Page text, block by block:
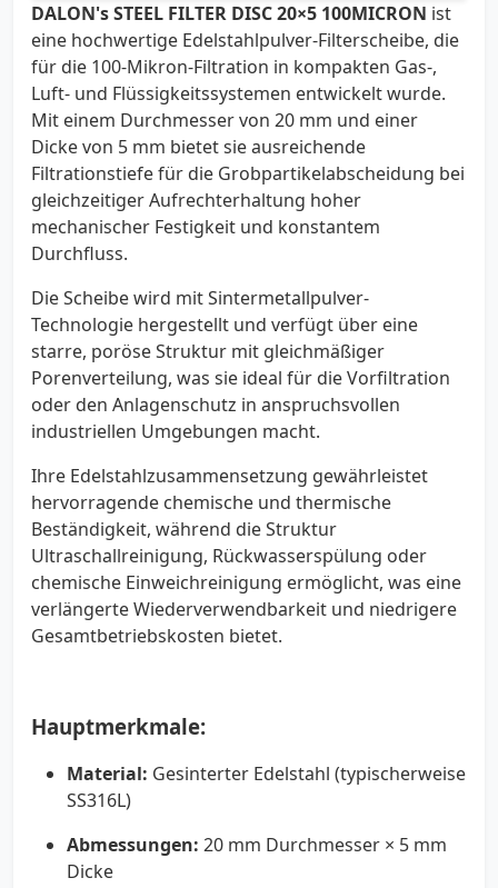
DALON's STEEL FILTER DISC 20×5 100MICRON ist
eine hochwertige Edelstahlpulver-Filterscheibe, die
für die 100-Mikron-Filtration in kompakten Gas-,
Luft- und Flüssigkeitssystemen entwickelt wurde.
Mit einem Durchmesser von 20 mm und einer
Dicke von 5 mm bietet sie ausreichende
Filtrationstiefe für die Grobpartikelabscheidung bei
gleichzeitiger Aufrechterhaltung hoher
mechanischer Festigkeit und konstantem
Durchfluss.
Die Scheibe wird mit Sintermetallpulver-
Technologie hergestellt und verfügt über eine
starre, poröse Struktur mit gleichmäßiger
Porenverteilung, was sie ideal für die Vorfiltration
oder den Anlagenschutz in anspruchsvollen
industriellen Umgebungen macht.
Ihre Edelstahlzusammensetzung gewährleistet
hervorragende chemische und thermische
Beständigkeit, während die Struktur
Ultraschallreinigung, Rückwasserspülung oder
chemische Einweichreinigung ermöglicht, was eine
verlängerte Wiederverwendbarkeit und niedrigere
Gesamtbetriebskosten bietet.
Hauptmerkmale:
Material: Gesinterter Edelstahl (typischerweise
SS316L)
Abmessungen: 20 mm Durchmesser × 5 mm
Dicke